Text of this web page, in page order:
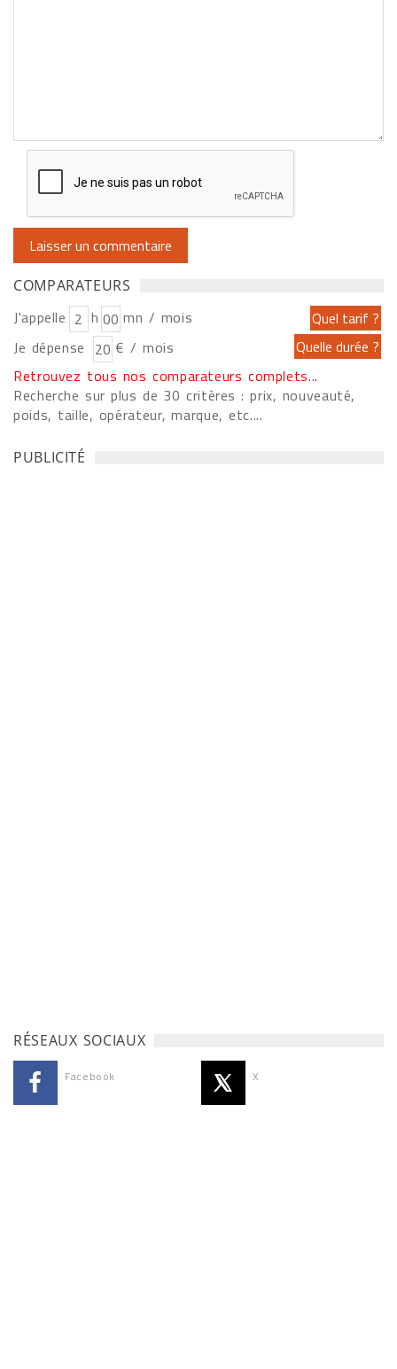
COMPARATEURS
J'appelle h
mn / mois
Je dépense
€ / mois
Retrouvez tous nos comparateurs complets...
Recherche sur plus de 30 critères : prix, nouveauté,
poids, taille, opérateur, marque, etc....
PUBLICITÉ
RÉSEAUX SOCIAUX
Facebook X